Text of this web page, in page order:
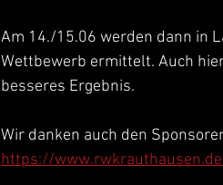
Am 14./15.06 werden dann in
Wettbewerb ermittelt. Auch
besseres Ergebnis.
Wir danken auch den
https://